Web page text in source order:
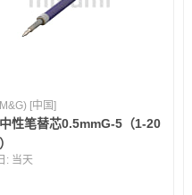
[中国]
中性笔替芯0.5mmG-5（1-20
: 当天